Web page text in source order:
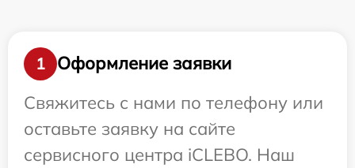
1
Оформление заявки
Свяжитесь с нами по телефону или
оставьте заявку на сайте
сервисного центра iCLEBO. Наш